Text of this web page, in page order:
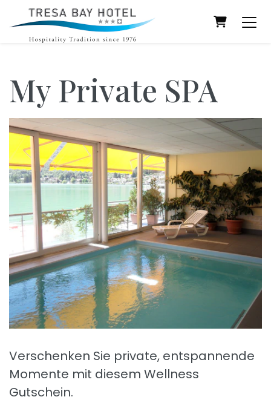
My Private SPA
Verschenken Sie private, entspannende
Momente mit diesem Wellness
Gutschein.